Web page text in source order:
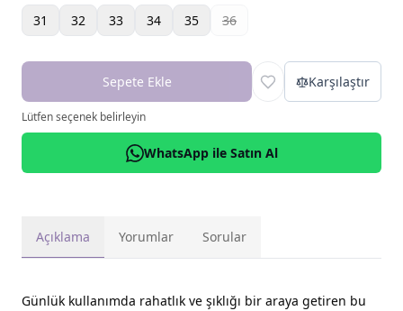
31
32 33 34 35 36
Sepete Ekle Karşılaştır
Lütfen seçenek belirleyin
WhatsApp ile Satın Al
Açıklama Yorumlar Sorular
Günlük kullanımda rahatlık ve şıklığı bir araya getiren bu